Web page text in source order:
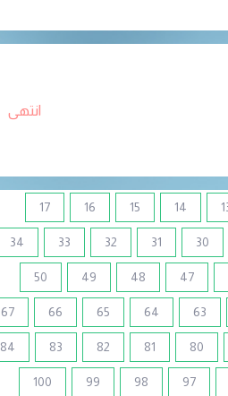
انتهى
14
15
16
17
30
31
32
33
34
47
48
49
50
63
64
65
66
67
80
81
82
83
84
97
98
99
100